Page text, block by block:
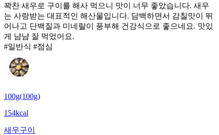
꽉찬 새우로 구이를 해사 먹으니 맛이 너무 좋았습니다. 새우
는 사랑받는 대표적인 해산물입니다. 담백하면서 감칠맛이 뛰
어나고 단백질과 미네랄이 풍부해 건강식으로 좋으네요. 맛있
게 냠냠 잘 먹었어요.
#일반식 #점심
100g(100g)
154kcal
새우구이